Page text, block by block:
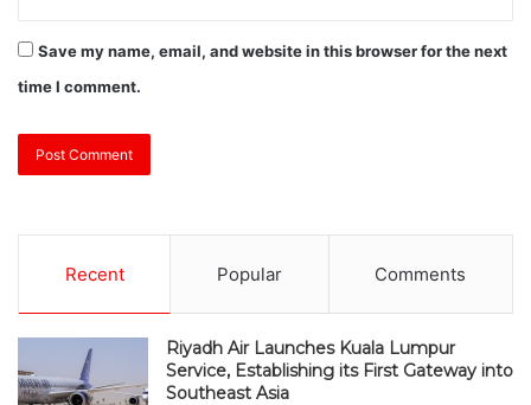
Save my name, email, and website in this browser for the next
time I comment.
Recent Popular Comments
Riyadh Air Launches Kuala Lumpur
Service, Establishing its First Gateway into
Southeast Asia